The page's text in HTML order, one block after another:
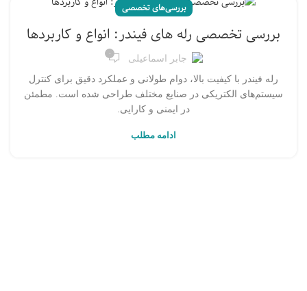
بررسی‌های تخصصی
بررسی تخصصی رله های فیندر: انواع و کاربردها
جابر اسماعیلی ۰
رله فیندر با کیفیت بالا، دوام طولانی و عملکرد دقیق برای کنترل
سیستم‌های الکتریکی در صنایع مختلف طراحی شده است. مطمئن
در ایمنی و کارایی.
ادامه مطلب